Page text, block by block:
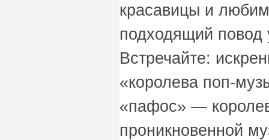
красавицы и
подходящий повод
Встречайте:
«королева поп-
«пафос» —
проникновенной